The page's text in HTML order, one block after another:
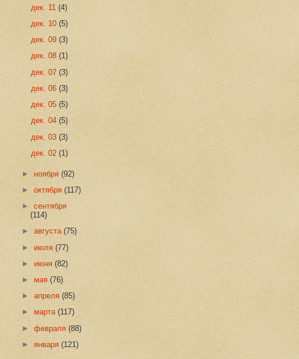
дек. 11 (4)
дек. 10 (5)
дек. 09 (3)
дек. 08 (1)
дек. 07 (3)
дек. 06 (3)
дек. 05 (5)
дек. 04 (5)
дек. 03 (3)
дек. 02 (1)
►ноября(92)
►октября(117)
►сентября
(114)
►августа(75)
►июля(77)
► июня(82)
►мая(76)
►апреля(85)
►марта(117)
►февраля(88)
►января(121)